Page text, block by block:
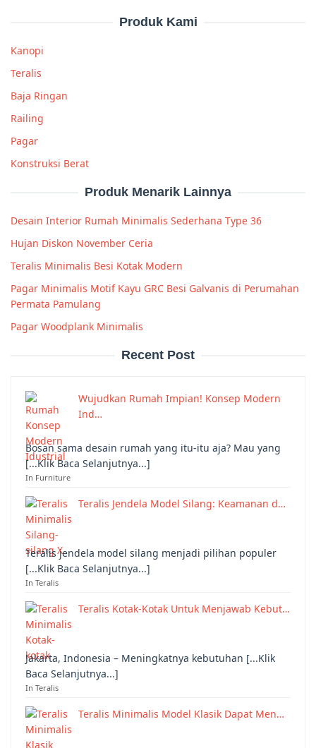
Produk Kami
Kanopi
Teralis
Baja Ringan
Railing
Pagar
Konstruksi Berat
Produk Menarik Lainnya
Desain Interior Rumah Minimalis Sederhana Type 36
Hujan Diskon November Ceria
Teralis Minimalis Besi Kotak Modern
Pagar Minimalis Motif Kayu GRC Besi Galvanis di Perumahan
Permata Pamulang
Pagar Woodplank Minimalis
Recent Post
Wujudkan Rumah Impian! Konsep Modern
Ind…
Bosan sama desain rumah yang itu-itu aja? Mau yang
[...Klik Baca Selanjutnya...]
In Furniture
Teralis Jendela Model Silang: Keamanan d…
Teralis jendela model silang menjadi pilihan populer
[...Klik Baca Selanjutnya...]
In Teralis
Teralis Kotak-Kotak Untuk Menjawab Kebut…
Jakarta, Indonesia – Meningkatnya kebutuhan [...Klik
Baca Selanjutnya...]
In Teralis
Teralis Minimalis Model Klasik Dapat Men…